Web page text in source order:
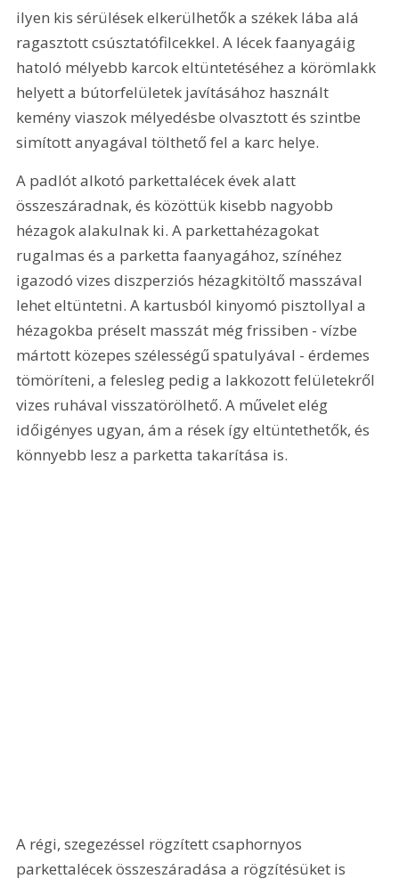
ilyen kis sérülések elkerülhetők a székek lába alá
ragasztott csúsztatófilcekkel. A lécek faanyagáig
hatoló mélyebb karcok eltüntetéséhez a körömlakk
helyett a bútorfelületek javításához használt
kemény viaszok mélyedésbe olvasztott és szintbe
simított anyagával tölthető fel a karc helye.
A padlót alkotó parkettalécek évek alatt
összeszáradnak, és közöttük kisebb nagyobb
hézagok alakulnak ki. A parkettahézagokat
rugalmas és a parketta faanyagához, színéhez
igazodó vizes diszperziós hézagkitöltő masszával
lehet eltüntetni. A kartusból kinyomó pisztollyal a
hézagokba préselt masszát még frissiben - vízbe
mártott közepes szélességű spatulyával - érdemes
tömöríteni, a felesleg pedig a lakkozott felületekről
vizes ruhával visszatörölhető. A művelet elég
időigényes ugyan, ám a rések így eltüntethetők, és
könnyebb lesz a parketta takarítása is.
A régi, szegezéssel rögzített csaphornyos
parkettalécek összeszáradása a rögzítésüket is